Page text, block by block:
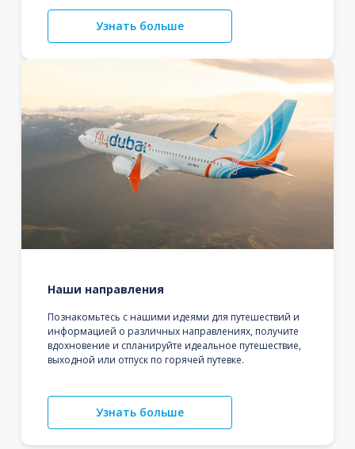
Узнать больше
Наши направления
Познакомьтесь с нашими идеями для путешествий и
информацией о различных направлениях, получите
вдохновение и спланируйте идеальное путешествие,
выходной или отпуск по горячей путевке.
Узнать больше